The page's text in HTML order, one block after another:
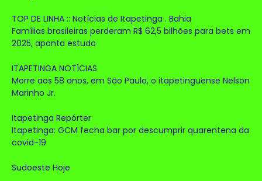
TOP DE LINHA :: Notícias de Itapetinga . Bahia
Famílias brasileiras perderam R$ 62,5 bilhões para bets em
2025, aponta estudo
ITAPETINGA NOTÍCIAS
Morre aos 58 anos, em São Paulo, o itapetinguense Nelson
Marinho Jr.
Itapetinga Repórter
Itapetinga: GCM fecha bar por descumprir quarentena da
covid-19
Sudoeste Hoje